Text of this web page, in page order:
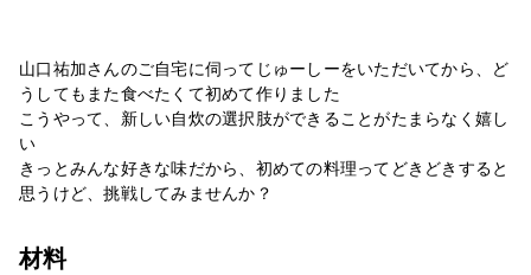
山口祐加さんのご自宅に伺ってじゅーしーをいただいてから、ど
うしてもまた食べたくて初めて作りました
こうやって、新しい自炊の選択肢ができることがたまらなく嬉し
い
きっとみんな好きな味だから、初めての料理ってどきどきすると
思うけど、挑戦してみませんか？
材料